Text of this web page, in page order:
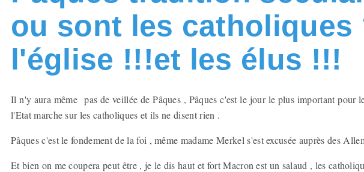
ou sont les catholiques
l'église !!!et les élus !!!
Il n'y aura même pas de veillée de Pâques , Pâques c'est le jour le plus important pour
l'Etat marche sur les catholiques et ils ne disent rien .
Pâques c'est le fondement de la foi , même madame Merkel s'est excusée auprès des
Et bien on me coupera peut être , je le dis haut et fort Macron est un salaud , les